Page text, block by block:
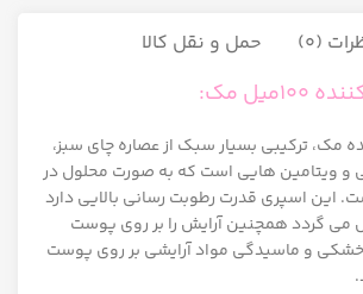
(0) حمل و نقل کالا
مک:
مک، ترکیبی بسیار سبک از عصاره چای سبز،
و ویتامین هایی است که به صورت محلول در
این اسپری قدرت رطوبت رسانی بالایی دارد
می گردد همچنین آرایش را بر روی پوست
خشکی و ماسیدگی مواد آرایشی بر روی پوست